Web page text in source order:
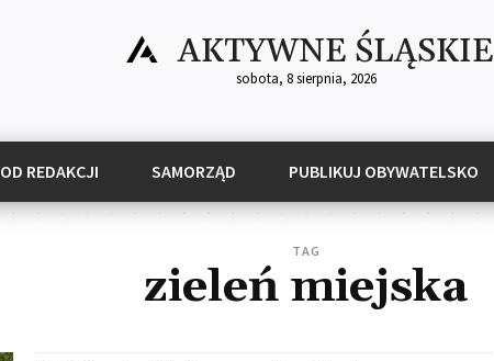
AKTYWNE ŚLĄSKIE
sobota, 8 sierpnia, 2026
OD REDAKCJI SAMORZĄD PUBLIKUJ OBYWATELSKO
TAG
zieleń miejska